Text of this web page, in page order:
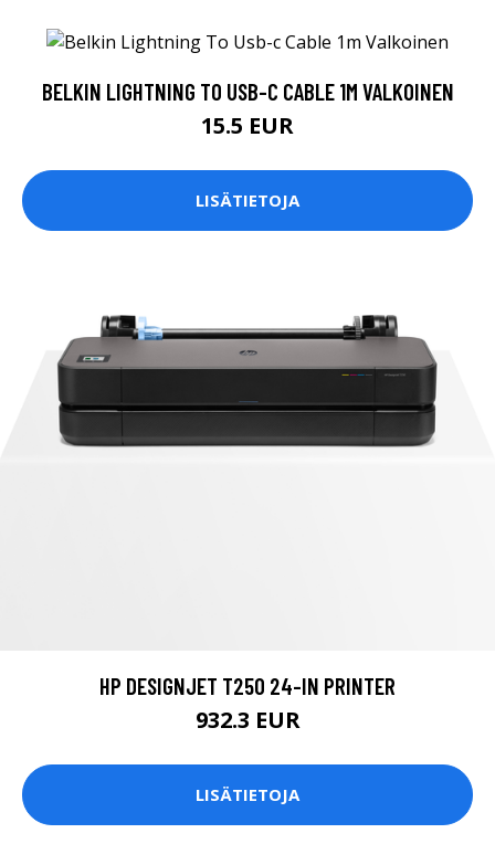
BELKIN LIGHTNING TO USB-C CABLE 1M VALKOINEN
15.5 EUR
LISÄTIETOJA
HP DESIGNJET T250 24-IN PRINTER
932.3 EUR
LISÄTIETOJA